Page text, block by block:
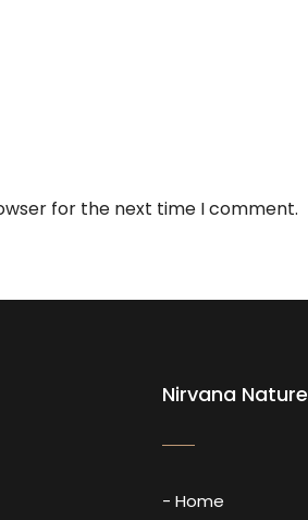
for the next time I comment.
Nirvana Nature
- Home